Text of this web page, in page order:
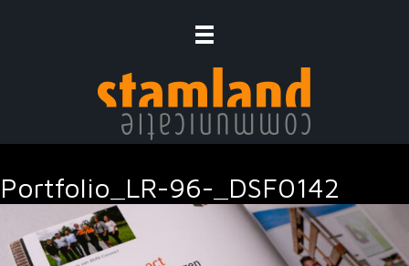
Portfolio_LR-96-_DSF0142